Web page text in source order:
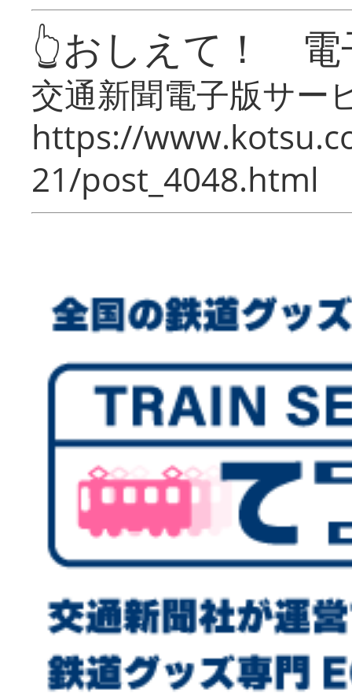
👆おしえて！ 電
交通新聞電子版サー
https://
21/post_4048.html